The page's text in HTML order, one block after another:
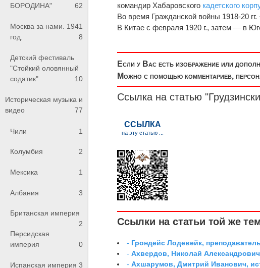
БОРОДИНА"
62
Москва за нами. 1941
год.
8
Детский фестиваль
"Стойкий оловянный
содатик"
10
Историческая музыка и
видео
77
Чили 1
Колумбия 2
Мексика 1
Албания 3
Британская империя
2
Персидская
империя
0
Испанская империя 3
командир Хабаровского кадетского
Во время Гражданской войны 1918-20
В Китае с февраля 1920 г., затем — в
Если у Вас есть изображение или
Можно с помощью комментариев,
Ссылка на статью
Ссылки на статьи той же
- Грондейс Лодевейк,
-Ахвердов, Николай
-Ахшарумов, Дмитрий Иванович,